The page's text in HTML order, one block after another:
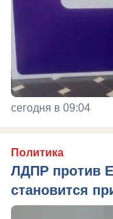
сегодня в 09:04
Политика
ЛДПР против
становится